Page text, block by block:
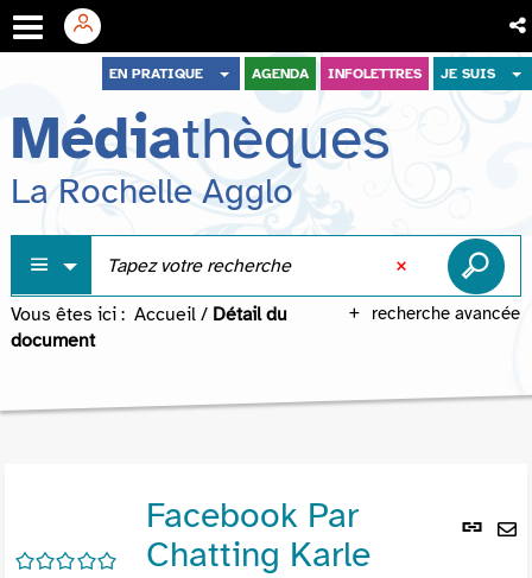
menu
contenu
recherche
EN PRATIQUE AGENDA INFOLETTRES JE SUIS
Médiathèques
La Rochelle Agglo
recherche avancée
Vous êtes ici : Accueil / Détail du
document
Lien
/5
Facebook Par
Chatting Karle